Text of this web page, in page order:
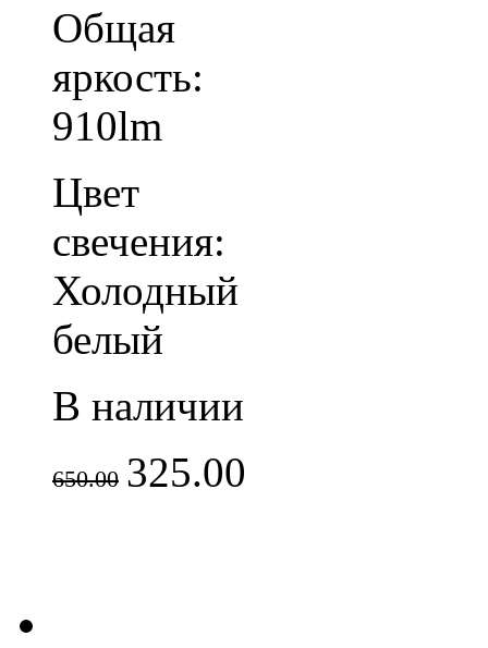
Общая
яркость:
910lm
Цвет
свечения:
Холодный
белый
В наличии
650.00 325.00